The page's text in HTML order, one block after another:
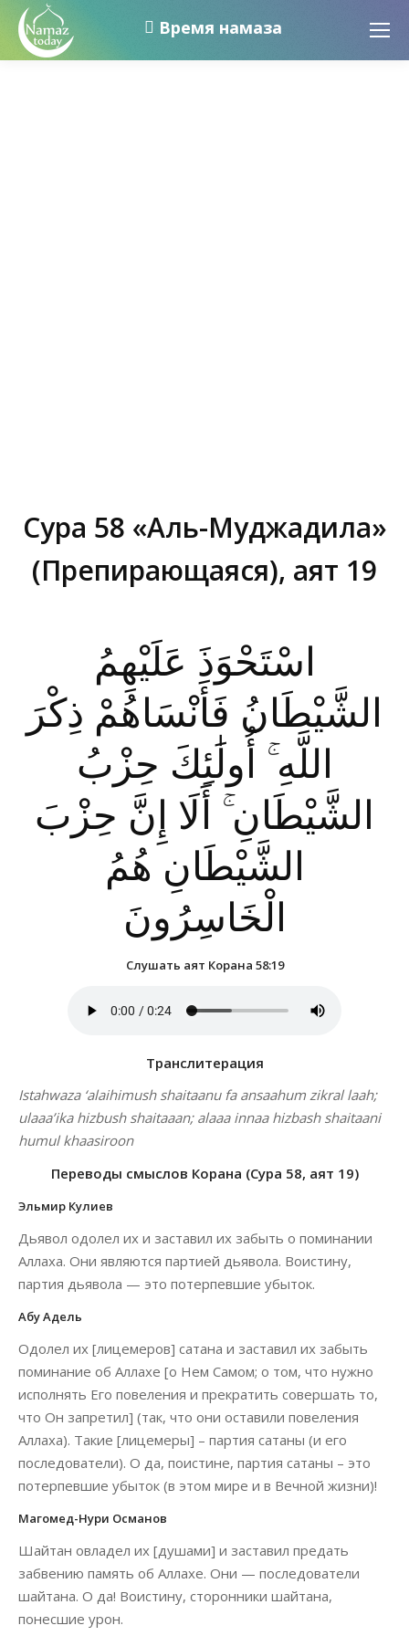
Время намаза
Сура 58 «Аль-Муджадила»
(Препирающаяся), аят 19
اسْتَحْوَذَ عَلَيْهِمُ
الشَّيْطَانُ فَأَنْسَاهُمْ ذِكْرَ
اللَّهِ ۚ أُولَٰئِكَ حِزْبُ
الشَّيْطَانِ ۚ أَلَا إِنَّ حِزْبَ
الشَّيْطَانِ هُمُ
الْخَاسِرُونَ
Слушать аят Корана 58:19
Транслитерация
Istahwaza ‘alaihimush shaitaanu fa ansaahum zikral laah;
ulaaa’ika hizbush shaitaaan; alaaa innaa hizbash shaitaani
humul khaasiroon
Переводы смыслов Корана (Сура 58, аят 19)
Эльмир Кулиев
Дьявол одолел их и заставил их забыть о поминании
Аллаха. Они являются партией дьявола. Воистину,
партия дьявола — это потерпевшие убыток.
Абу Адель
Одолел их [лицемеров] сатана и заставил их забыть
поминание об Аллахе [о Нем Самом; о том, что нужно
исполнять Его повеления и прекратить совершать то,
что Он запретил] (так, что они оставили повеления
Аллаха). Такие [лицемеры] – партия сатаны (и его
последователи). О да, поистине, партия сатаны – это
потерпевшие убыток (в этом мире и в Вечной жизни)!
Магомед-Нури Османов
Шайтан овладел их [душами] и заставил предать
забвению память об Аллахе. Они — последователи
шайтана. О да! Воистину, сторонники шайтана,
понесшие урон.